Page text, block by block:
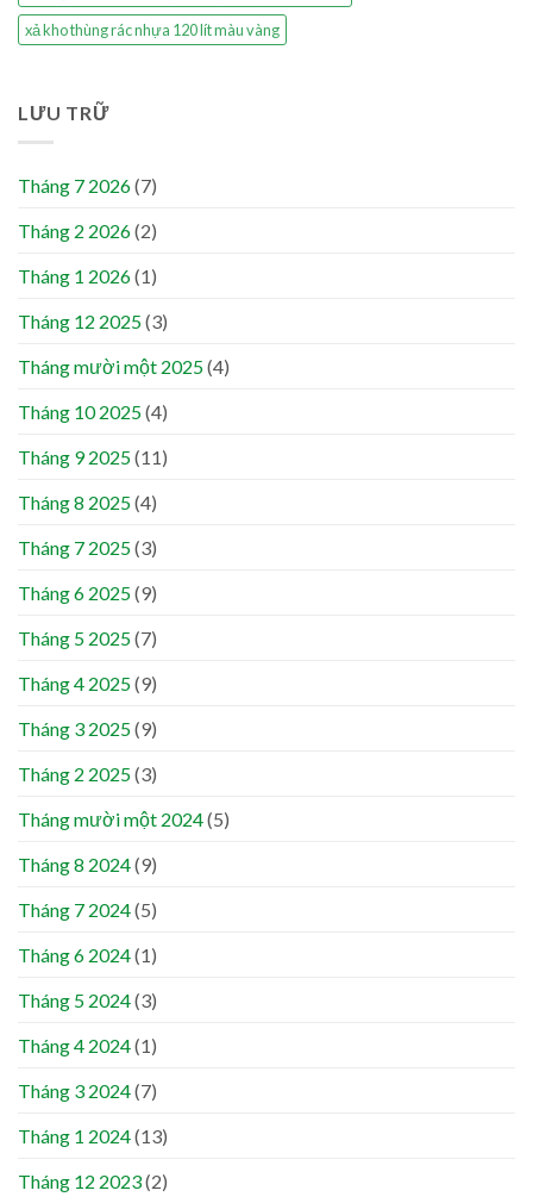
xả kho thùng rác nhựa 120 lít màu vàng
LƯU TRỮ
Tháng 7 2026(7)
Tháng 2 2026(2)
Tháng 1 2026(1)
Tháng 12 2025(3)
Tháng mười một 2025(4)
Tháng 10 2025(4)
Tháng 9 2025(11)
Tháng 8 2025(4)
Tháng 7 2025(3)
Tháng 6 2025(9)
Tháng 5 2025(7)
Tháng 4 2025(9)
Tháng 3 2025(9)
Tháng 2 2025(3)
Tháng mười một 2024(5)
Tháng 8 2024(9)
Tháng 7 2024(5)
Tháng 6 2024(1)
Tháng 5 2024(3)
Tháng 4 2024(1)
Tháng 3 2024(7)
Tháng 1 2024(13)
Tháng 12 2023(2)